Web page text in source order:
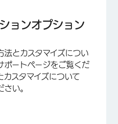
ョンオプション
法とカスタマイズについ
ポートページをご覧くだ
スタマイズについて
い。